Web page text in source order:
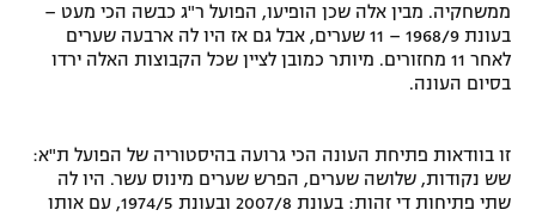
לוח דרושים – ג'ובנט
תגיות
ממשחקיה. מבין אלה שכן הופיעו, הפועל ר"ג כבשה הכי מעט –
בעונת 1968/9 – 11 שערים, אבל גם אז היו לה ארבעה שערים
לאחר 11 מחזורים. מיותר כמובן לציין שכל הקבוצות האלה ירדו
בסיום העונה.
זו בוודאות פתיחת העונה הכי גרועה בהיסטוריה של הפועל ת"א:
שש נקודות, שלושה שערים, הפרש שערים מינוס עשר. היו לה
שתי פתיחות די זהות: בעונת 2007/8 ובעונת 1974/5, עם אותו